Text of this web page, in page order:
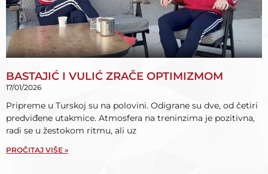
BASTAJIĆ I VULIĆ ZRAČE OPTIMIZMOM
17/01/2026
Pripreme u Turskoj su na polovini. Odigrane su dve, od četiri
predviđene utakmice. Atmosfera na treninzima je pozitivna,
radi se u žestokom ritmu, ali uz
PROČITAJ VIŠE »